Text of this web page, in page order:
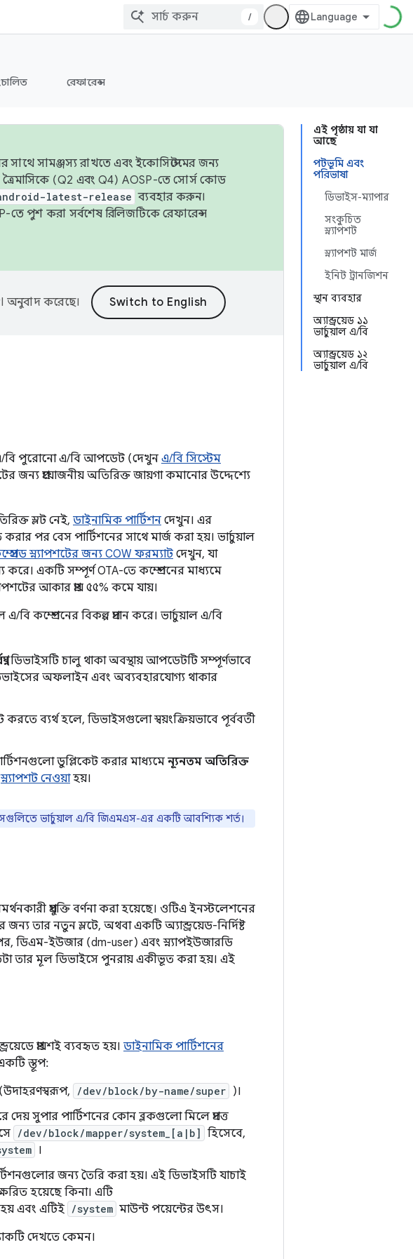
/
রেফারেন্স
এই পৃষ্ঠায় যা যা
আছে
পটভূমি এবং
পরিভাষা
ডিভাইস-ম্যাপার
সংকুচিত
স্ন্যাপশট
স্ন্যাপশট মার্জ
ইনিট ট্রানজিশন
স্থান ব্যবহার
অ্যান্ড্রয়েড ১১
ভার্চুয়াল এ/বি
অ্যান্ড্রয়েড ১২
ভার্চুয়াল এ/বি
সামঞ্জস্য রাখতে এবং ইকোসিস্টেমের জন্য
ত্রৈমাসিকে (Q2 এবং Q4) AOSP-তে সোর্স কোড
latest-release ব্যবহার করুন।
তে পুশ করা সর্বশেষ রিলিজটিকে রেফারেন্স
অনুবাদ করেছে।
এ/বি পুরোনো এ/বি আপডেট (দেখুন এ/বি সিস্টেম
জন্য প্রয়োজনীয় অতিরিক্ত জায়গা কমানোর উদ্দেশ্যে
স্লট নেই, ডাইনামিক পার্টিশন দেখুন। এর
পর বেস পার্টিশনের সাথে মার্জ করা হয়। ভার্চুয়াল
স্ন্যাপশটের জন্য COW ফরম্যাট দেখুন, যা
করে। একটি সম্পূর্ণ OTA-তে কম্প্রেশনের মাধ্যমে
আকার প্রায় ৫৫% কমে যায়।
কম্প্রেশনের বিকল্প প্রদান করে। ভার্চুয়াল এ/বি
(ডিভাইসটি চালু থাকা অবস্থায় আপডেটটি সম্পূর্ণভাবে
অফলাইন এবং অব্যবহারযোগ্য থাকার
ব্যর্থ হলে, ডিভাইসগুলো স্বয়ংক্রিয়ভাবে পূর্ববর্তী
ডুপ্লিকেট করার মাধ্যমে ন্যূনতম অতিরিক্ত
স্ন্যাপশট নেওয়াহয়।
ভার্চুয়াল এ/বি জিএমএস-এর একটি আবশ্যিক শর্ত।
প্রযুক্তি বর্ণনা করা হয়েছে। ওটিএ ইনস্টলেশনের
তার নতুন স্লটে, অথবা একটি অ্যান্ড্রয়েড-নির্দিষ্ট
ডিএম-ইউজার (dm-user) এবং স্ন্যাপইউজারডি
তার মূল ডিভাইসে পুনরায় একীভূত করা হয়। এই
প্রায়শই ব্যবহৃত হয়। ডাইনামিক পার্টিশনের
স্তূপ:
/dev/block/by-name/super )।
দেয় সুপার পার্টিশনের কোন ব্লকগুলো মিলে প্রদত্ত
/dev/block/mapper/system_[a|b] হিসেবে,
।
জন্য তৈরি করা হয়। এই ডিভাইসটি যাচাই
হয়েছে কিনা। এটি
হয় এবং এটিই /system মাউন্ট পয়েন্টের উৎস।
দেখতে কেমন।